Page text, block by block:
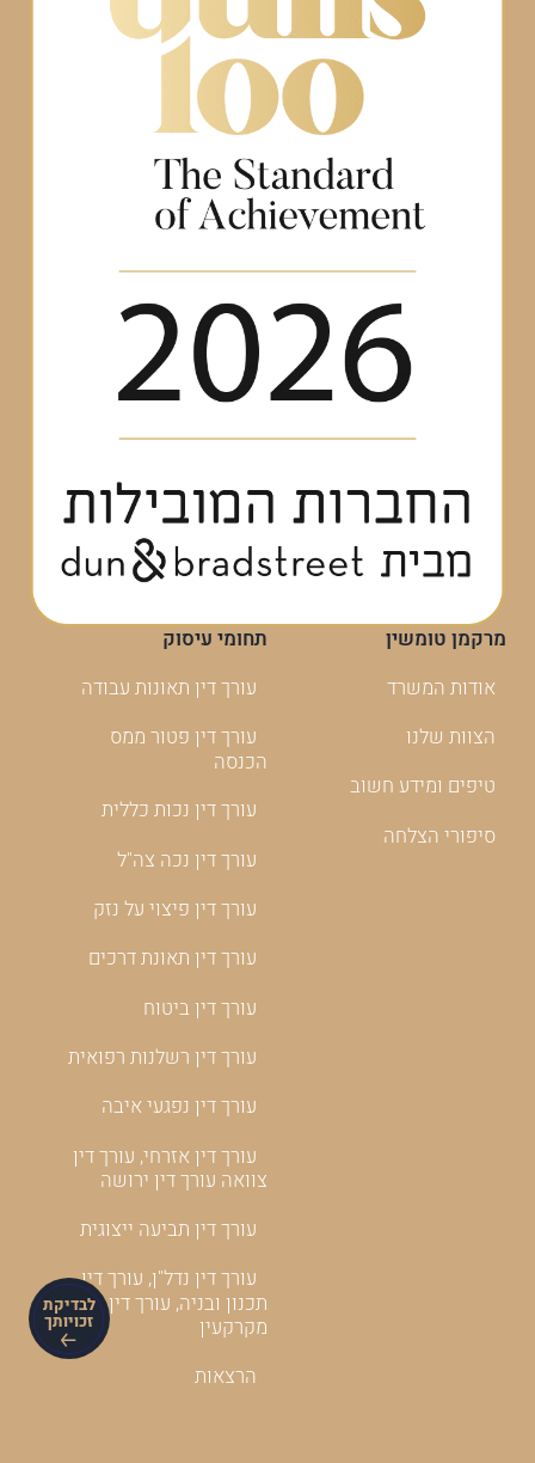
לבדיקת
זכויותך
מרקמן טומשין
אודות המשרד
הצוות שלנו
טיפים ומידע חשוב
סיפורי הצלחה
תחומי עיסוק
עורך דין תאונות עבודה
עורך דין פטור ממס
הכנסה
עורך דין נכות כללית
עורך דין נכה צה"ל
עורך דין פיצוי על נזק
עורך דין תאונת דרכים
עורך דין ביטוח
עורך דין רשלנות רפואית
עורך דין נפגעי איבה
עורך דין אזרחי, עורך דין
צוואה עורך דין ירושה
עורך דין תביעה ייצוגית
עורך דין נדל"ן, עורך דין
תכנון ובניה, עורך דין
מקרקעין
הרצאות